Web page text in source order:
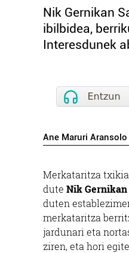
Nik Gernikan
ibilbidea,
Interesdunek
Ane Maruri Aransolo
Merkataritza
dute Nik
duten
merkataritza
jardunari eta
ziren, eta hori